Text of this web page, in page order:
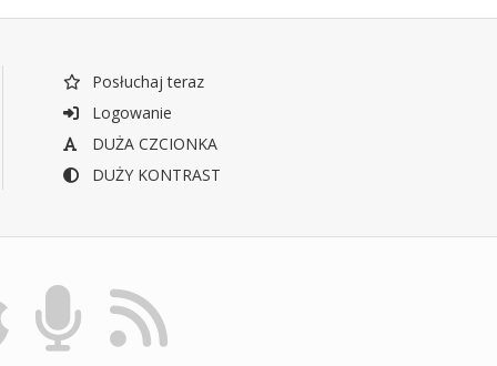
Posłuchaj teraz
Logowanie
DUŻA CZCIONKA
DUŻY KONTRAST